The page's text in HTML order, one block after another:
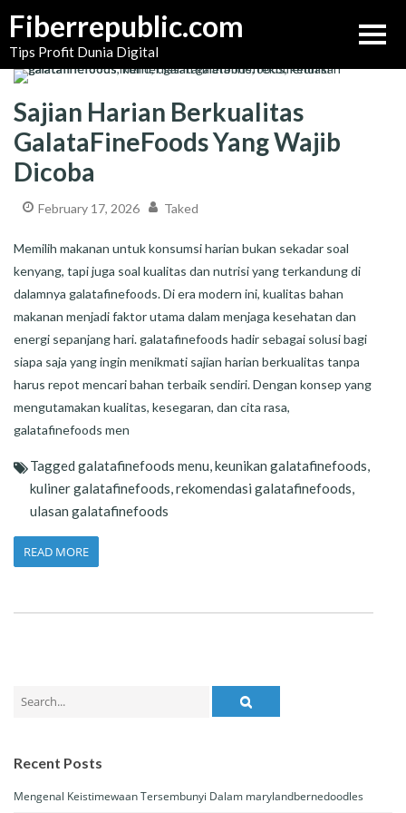
content
Fiberrepublic.com
Tips Profit Dunia Digital
Sajian Harian Berkualitas
GalataFineFoods Yang Wajib
Dicoba
February 17, 2026 Taked
Memilih makanan untuk konsumsi harian bukan sekadar soal
kenyang, tapi juga soal kualitas dan nutrisi yang terkandung di
dalamnya galatafinefoods. Di era modern ini, kualitas bahan
makanan menjadi faktor utama dalam menjaga kesehatan dan
energi sepanjang hari. galatafinefoods hadir sebagai solusi bagi
siapa saja yang ingin menikmati sajian harian berkualitas tanpa
harus repot mencari bahan terbaik sendiri. Dengan konsep yang
mengutamakan kualitas, kesegaran, dan cita rasa,
galatafinefoods men
Tagged galatafinefoods menu keunikan galatafinefoods
kuliner galatafinefoods rekomendasi galatafinefoods
ulasan galatafinefoods
READ MORE
for:
Recent Posts
Mengenal Keistimewaan Tersembunyi Dalam marylandbernedoodles